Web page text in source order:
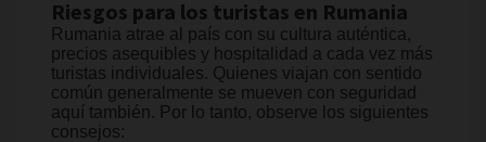
Riesgos para los turistas en Rumania
Rumania atrae al país con su cultura auténtica,
precios asequibles y hospitalidad a cada vez más
turistas individuales. Quienes viajan con sentido
común generalmente se mueven con seguridad
aquí también. Por lo tanto, observe los siguientes
consejos: